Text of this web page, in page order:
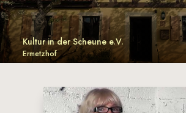
Kultur in der Scheune e.V.
Ermetzhof